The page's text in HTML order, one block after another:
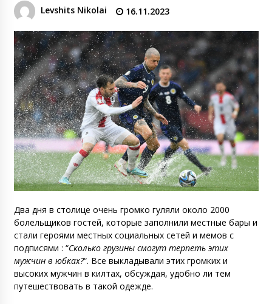
Levshits Nikolai 16.11.2023
Два дня в столице очень громко гуляли около 2000
болельщиков гостей, которые заполнили местные бары и
стали героями местных социальных сетей и мемов с
подписями : “Сколько грузины смогут терпеть этих
мужчин в юбках?“. Все выкладывали этих громких и
высоких мужчин в килтах, обсуждая, удобно ли тем
путешествовать в такой одежде.